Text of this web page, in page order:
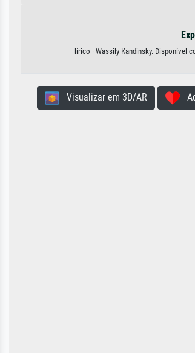
lírico · Wassily Kandinsky. Disponível
Visualizar em 3D/AR